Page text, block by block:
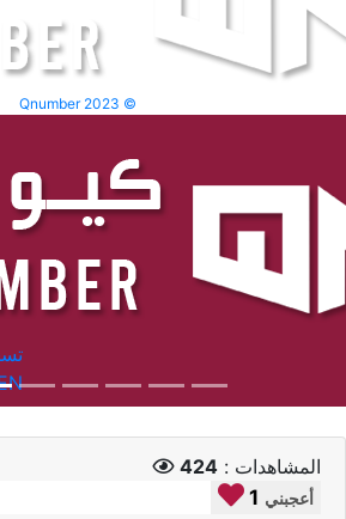
Qnumber 2023 ©
المشاهدات : 424
1 أعجبني